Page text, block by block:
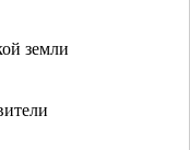
земли